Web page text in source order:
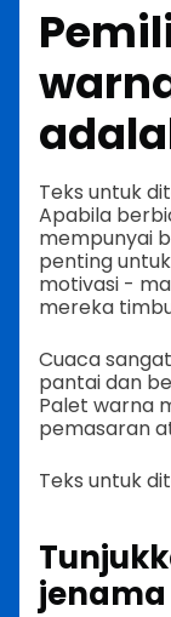
Teks untuk
Apabila
mempunyai
penting
motivasi -
mereka
Cuaca
pantai dan
Palet warna
pemasaran
Teks untuk
jenama